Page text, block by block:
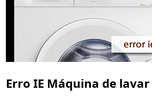
Erro IE Máquina de